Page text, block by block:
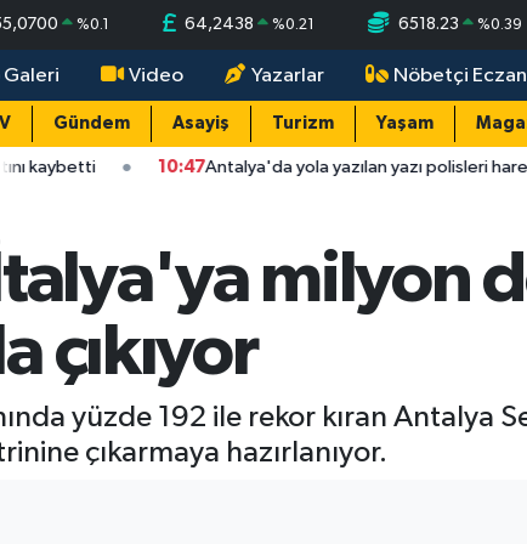
%0.1 64,2438 %0.21 6518.23 %0.39
Galeri Video Yazarlar Nöbetçi
Gündem Asayiş Turizm Yaşam
10:47Antalya'da yola yazılan yazı polisleri harekete geçirdi!
milyon
çıkıyor
yüzde 192 ile rekor kıran Antalya
çıkarmaya hazırlanıyor.